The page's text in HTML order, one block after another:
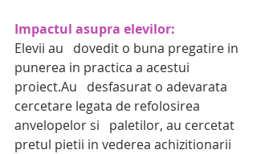
Impactul asupra elevilor:
Elevii au   dovedit o buna pregatire in
punerea in practica a acestui
proiect.Au   desfasurat o adevarata
cercetare legata de refolosirea
anvelopelor si   paletilor, au cercetat
pretul pietii in vederea achizitionarii